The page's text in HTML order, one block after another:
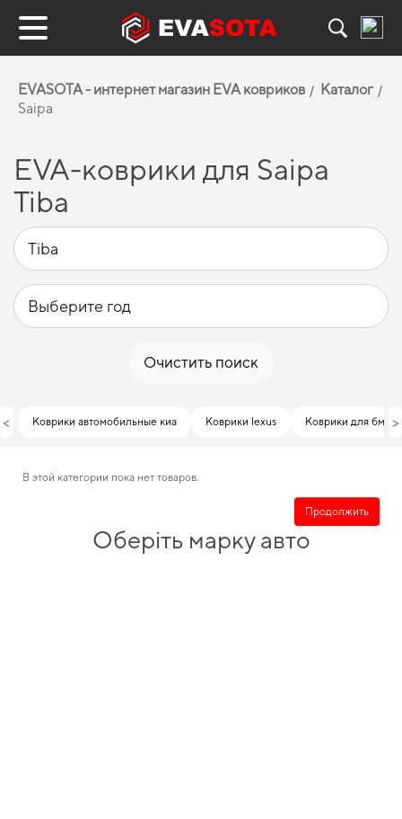
EVASOTA - интернет магазин EVA ковриков
Каталог
Saipa
EVA-коврики для Saipa
Tiba
Очистить поиск
< Коврики автомобильные киа Коврики lexus Коврики для бмв >
В этой категории пока нет товаров.
Продолжить